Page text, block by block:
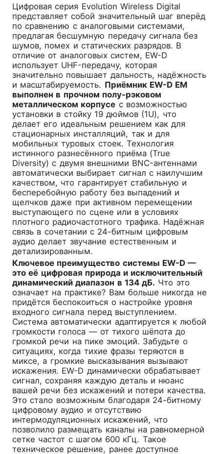
Цифровая серия Evolution Wireless Digital
представляет собой значительный шаг вперёд
по сравнению с аналоговыми системами,
предлагая бесшумную передачу сигнала без
шумов, помех и статических разрядов. В
отличие от аналоговых систем, EW-D
использует UHF-передачу, которая
значительно повышает дальность, надёжность
и масштабируемость. Приёмник EW-D EM
выполнен в прочном полу-рэковом
металлическом корпусе с возможностью
установки в стойку 19 дюймов (1U), что
делает его идеальным решением как для
стационарных инсталляций, так и для
мобильных туровых стоек. Технология
истинного разнесённого приёма (True
Diversity) с двумя внешними BNC-антеннами
автоматически выбирает сигнал с наилучшим
качеством, что гарантирует стабильную и
бесперебойную работу без выпадений и
щелчков даже при активном перемещении
выступающего по сцене или в условиях
плотного радиочастотного трафика. Надёжная
связь в сочетании с 24-битным цифровым
аудио делает звучание естественным и
детализированным.
Ключевое преимущество системы EW-D —
это её цифровая природа и исключительный
динамический диапазон в 134 дБ. Что это
означает на практике? Вам больше никогда не
придётся беспокоиться о настройке уровня
входного сигнала перед выступлением.
Система автоматически адаптируется к любой
громкости голоса — от тихого шёпота до
громкой речи на пике эмоций. Забудьте о
ситуациях, когда тихие фразы теряются в
миксе, а громкие высказывания вызывают
искажения. EW-D динамически обрабатывает
сигнал, сохраняя каждую деталь и нюанс
вашей речи без искажений и потери качества.
Это стало возможным благодаря 24-битному
цифровому аудио и отсутствию
интермодуляционных искажений, что
позволило размещать каналы на равномерной
сетке частот с шагом 600 кГц. Такое
техническое решение, ранее доступное